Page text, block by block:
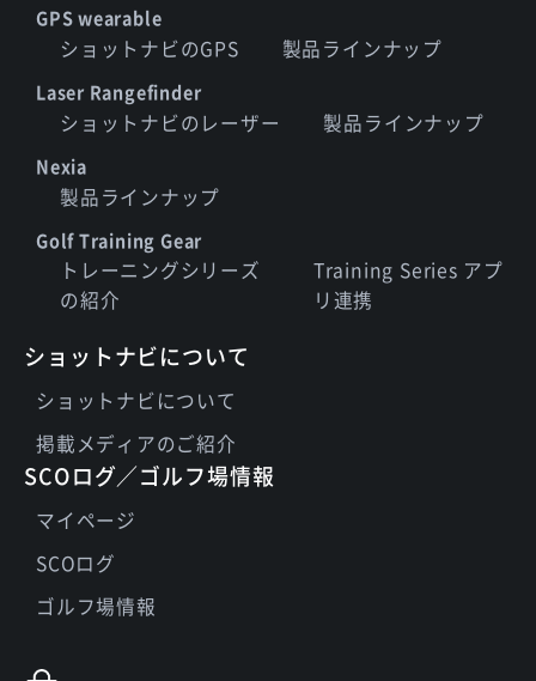
GPS wearable
ショットナビのGPS 製品ラインナップ
Laser Rangefinder
ショットナビのレーザー 製品ラインナップ
Nexia
製品ラインナップ
Golf Training Gear
トレーニングシリーズ
の紹介
Training Series アプ
リ連携
ショットナビについて
ショットナビについて
掲載メディアのご紹介
SCOログ／ゴルフ場情報
マイページ
SCOログ
ゴルフ場情報